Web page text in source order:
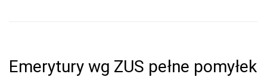
Emerytury wg ZUS pełne pomyłek